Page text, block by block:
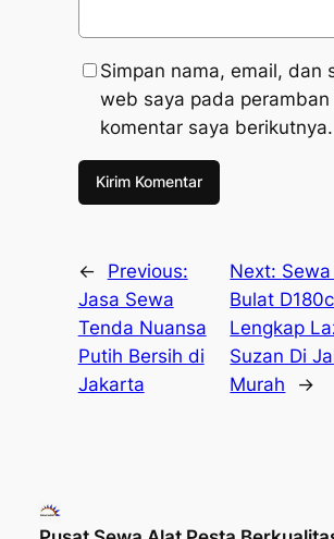
Simpan nama, email, dan
web saya pada
komentar saya berikutnya.
←
Previous:
Jasa Sewa
Tenda Nuansa
Putih Bersih di
Jakarta
Next:
Bulat
Lengkap
Suzan Di
Murah
→